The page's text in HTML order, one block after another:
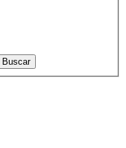
Buscar